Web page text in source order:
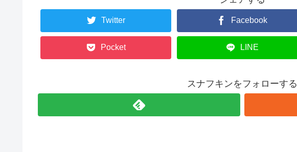
Twitter Facebook
Pocket LINE
スナフキンをフォローする